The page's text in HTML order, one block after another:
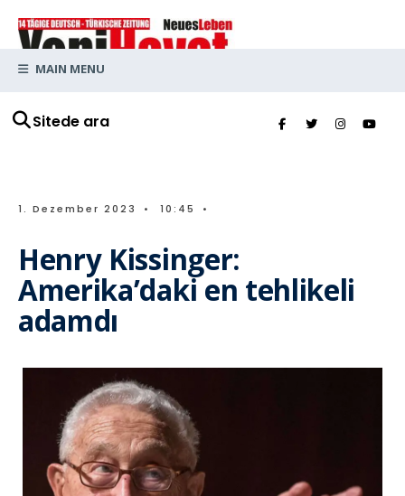
Sitede ara
MAIN MENU
1. Dezember 2023 • 10:45 •
Henry Kissinger:
Amerika’daki en tehlikeli
adamdı